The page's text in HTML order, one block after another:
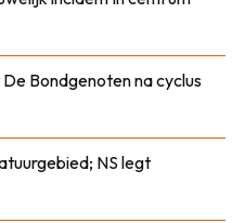
Bondgenoten na cyclus
NS legt